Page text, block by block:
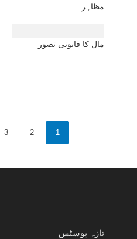
مظاہر
مال کا قانونی تصور
1
2
3
تازہ پوسٹس